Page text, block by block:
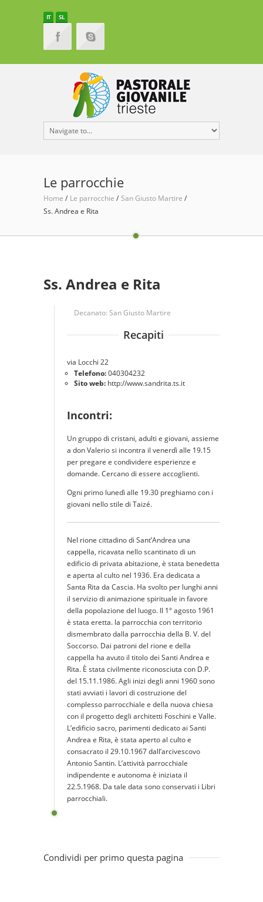
IT SL
Le parrocchie
Home Le parrocchie
San Giusto Martire
Ss. Andrea e Rita
Ss. Andrea e Rita
Decanato: San Giusto Martire
Recapiti
via Locchi 22
Telefono:040304232
Sito web: http://www.sandrita.ts.it
Incontri:
Un gruppo di cristani, adulti e giovani, assieme
a don Valerio si incontra il venerdì alle 19.15
per pregare e condividere esperienze e
domande. Cercano di essere accoglienti.
Ogni primo lunedì alle 19.30 preghiamo con i
giovani nello stile di Taizé.
Nel rione cittadino di Sant’Andrea una
cappella, ricavata nello scantinato di un
edificio di privata abitazione, è stata benedetta
e aperta al culto nel 1936. Era dedicata a
Santa Rita da Cascia. Ha svolto per lunghi anni
il servizio di animazione spirituale in favore
della popolazione del luogo. Il 1° agosto 1961
è stata eretta. la parrocchia con territorio
dismembrato dalla parrocchia della B. V. del
Soccorso. Dai patroni del rione e della
cappella ha avuto il titolo dei Santi Andrea e
Rita. È stata civilmente riconosciuta con D.P.
del 15.11.1986. Agli inizi degli anni 1960 sono
stati avviati i lavori di costruzione del
complesso parrocchiale e della nuova chiesa
con il progetto degli architetti Foschini e Valle.
L’edificio sacro, parimenti dedicato ai Santi
Andrea e Rita, è stata aperto al culto e
consacrato il 29.10.1967 dall’arcivescovo
Antonio Santin. L’attività parrocchiale
indipendente e autonoma è iniziata il
22.5.1968. Da tale data sono conservati i Libri
parrocchiali.
Condividi per primo questa pagina